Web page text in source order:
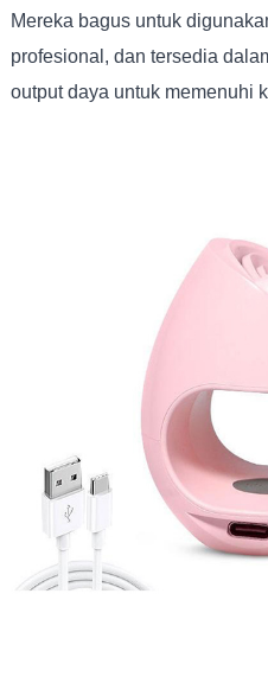
Mereka bagus untuk
profesional, dan tersedia
output daya untuk memenuhi